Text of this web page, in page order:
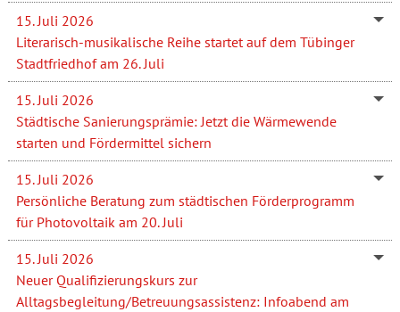
15. Juli 2026
Literarisch-musikalische Reihe startet auf dem Tübinger
Stadtfriedhof am 26. Juli
15. Juli 2026
Städtische Sanierungsprämie: Jetzt die Wärmewende
starten und Fördermittel sichern
15. Juli 2026
Persönliche Beratung zum städtischen Förderprogramm
für Photovoltaik am 20. Juli
15. Juli 2026
Neuer Qualifizierungskurs zur
Alltagsbegleitung/Betreuungsassistenz: Infoabend am